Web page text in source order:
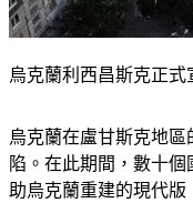
烏克蘭在盧甘斯克地
陷。在此期間，數十個